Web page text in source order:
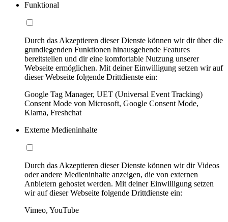
Funktional
Durch das Akzeptieren dieser Dienste können wir dir über die
grundlegenden Funktionen hinausgehende Features
bereitstellen und dir eine komfortable Nutzung unserer
Webseite ermöglichen. Mit deiner Einwilligung setzen wir auf
dieser Webseite folgende Drittdienste ein:
Google Tag Manager, UET (Universal Event Tracking)
Consent Mode von Microsoft, Google Consent Mode,
Klarna, Freshchat
Externe Medieninhalte
Durch das Akzeptieren dieser Dienste können wir dir Videos
oder andere Medieninhalte anzeigen, die von externen
Anbietern gehostet werden. Mit deiner Einwilligung setzen
wir auf dieser Webseite folgende Drittdienste ein:
Vimeo, YouTube